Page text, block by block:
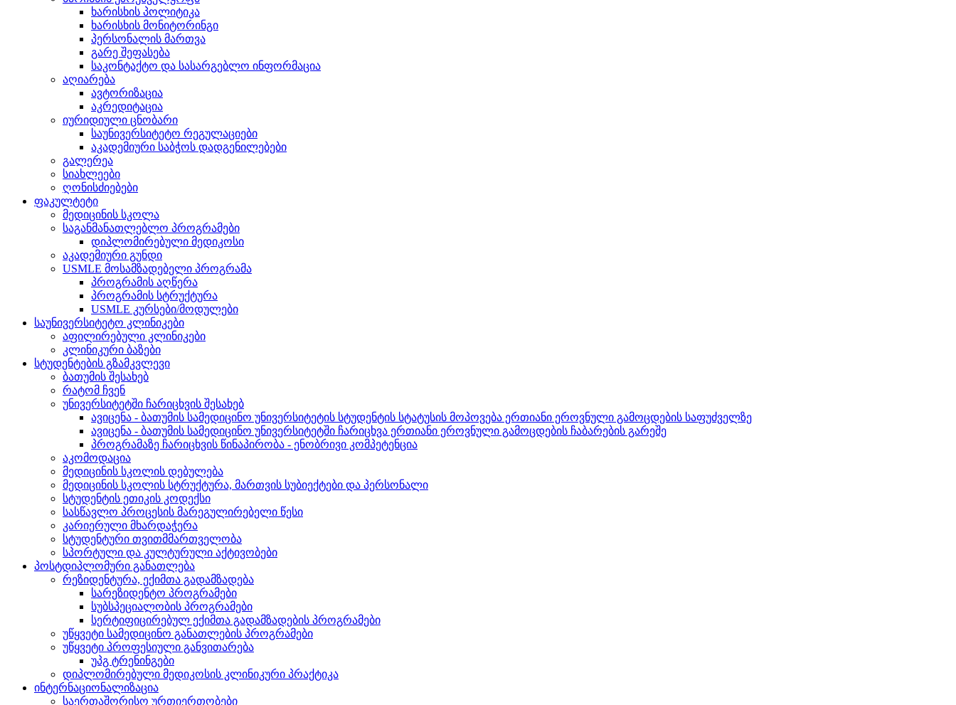
ხარისხის პოლიტიკა
ხარისხის მონიტორინგი
პერსონალის მართვა
გარე შეფასება
საკონტაქტო და სასარგებლო ინფორმაცია
აღიარება
ავტორიზაცია
აკრედიტაცია
იურიდიული ცნობარი
საუნივერსიტეტო რეგულაციები
აკადემიური საბჭოს დადგენილებები
გალერეა
სიახლეები
ღონისძიებები
ფაკულტეტი
მედიცინის სკოლა
საგანმანათლებლო პროგრამები
დიპლომირებული მედიკოსი
აკადემიური გუნდი
USMLE მოსამზადებელი პროგრამა
პროგრამის აღწერა
პროგრამის სტრუქტურა
USMLE კურსები/მოდულები
საუნივერსიტეტო კლინიკები
აფილირებული კლინიკები
კლინიკური ბაზები
სტუდენტების გზამკვლევი
ბათუმის შესახებ
რატომ ჩვენ
უნივერსიტეტში ჩარიცხვის შესახებ
ავიცენა - ბათუმის სამედიცინო უნივერსიტეტის სტუდენტის სტატუსის მოპოვება ერთიანი ეროვნული გამოცდების საფუძველზე
ავიცენა - ბათუმის სამედიცინო უნივერსიტეტში ჩარიცხვა ერთიანი ეროვნული გამოცდების ჩაბარების გარეშე
პროგრამაზე ჩარიცხვის წინაპირობა - ენობრივი კომპეტენცია
აკომოდაცია
მედიცინის სკოლის დებულება
მედიცინის სკოლის სტრუქტურა, მართვის სუბიექტები და პერსონალი
სტუდენტის ეთიკის კოდექსი
სასწავლო პროცესის მარეგულირებელი წესი
კარიერული მხარდაჭერა
სტუდენტური თვითმმართველობა
სპორტული და კულტურული აქტივობები
პოსტდიპლომური განათლება
რეზიდენტურა, ექიმთა გადამზადება
სარეზიდენტო პროგრამები
სუბსპეციალობის პროგრამები
სერტიფიცირებულ ექიმთა გადამზადების პროგრამები
უწყვეტი სამედიცინო განათლების პროგრამები
უწყვეტი პროფესიული განვითარება
უპგ ტრენინგები
დიპლომირებული მედიკოსის კლინიკური პრაქტიკა
ინტერნაციონალიზაცია
საერთაშორისო ურთიერთობები